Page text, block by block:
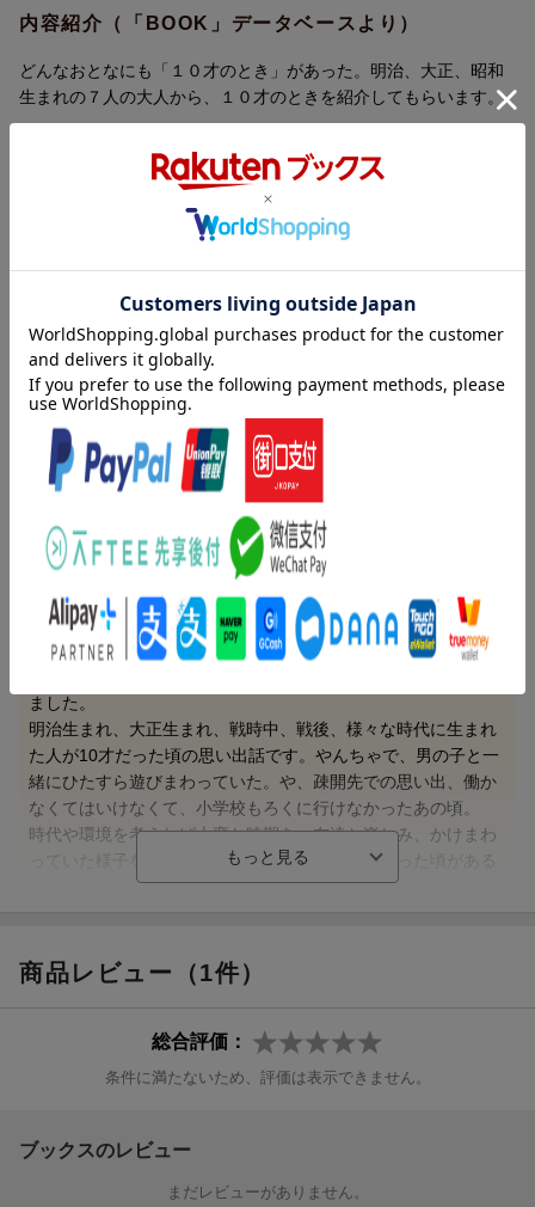
内容紹介（「BOOK」データベースより）
どんなおとなにも「１０才のとき」があった。明治、大正、昭和
生まれの７人の大人から、１０才のときを紹介してもらいます。
著者情報（「BOOK」データベースより）
高橋幸子（タカハシサチコ）
同志社大学新聞学専攻を卒業。『はなかみ通信』編集発行人。著
西村繁男（ニシムラシゲオ）
絵本作家。１９４７年、高知市に生まれる
大木茂（オオキシゲル）
１９４７年東京生まれ。写真撮影を職業とする。映画のスチル写
真などで活躍（本データはこの書籍が刊行された当時に掲載され
ていたものです）
内容紹介（情報提供：絵本ナビ）
ました。
明治生まれ、大正生まれ、戦時中、戦後、様々な時代に生まれ
た人が10才だった頃の思い出話です。やんちゃで、男の子と一
緒にひたすら遊びまわっていた。や、疎開先での思い出、働か
なくてはいけなくて、小学校もろくに行けなかったあの頃。
時代や環境を考えれば大変な時期を、友達と楽しみ、かけまわ
っていた様子を想像すると、みんな同じ子どもだった頃がある
のだと実感します。おばあちゃんの話を聞いているみたいで、
府 男の子10歳、女の子8歳）
【情報提供・絵本ナビ】
商品レビュー（1件）
総合評価：
条件に満たないため、評価は表示できません。
ブックスのレビュー
まだレビューがありません。